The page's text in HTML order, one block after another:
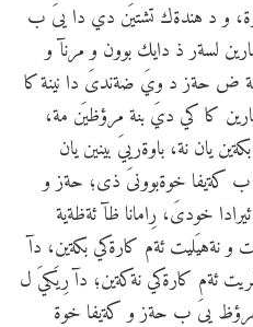
و د هندةك تشتيَن دي دا يىَ ب
لسةر ذ دايك بوون و مرنآ و
مة ض حةز د ويَ ضةندىَ دا نينة كا
كا كي ديَ بنة مرؤظيَن مة،
يان نة، باوةرييَ بينين يان
كةيفا خوةبوونىَ ذى؛ حةز و
خودىَ، رِامانا ظآ ئةظةية
نةهيَليت ئةم كارةكي بكةين، دآ
ئةم كارةكي نةكةين؛ دآ رِيَكيَ ل
يىَ ب حةز و كةيفا خوة